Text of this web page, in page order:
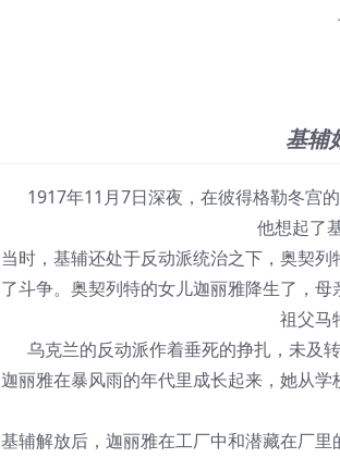
基辅
1917年11月7日深夜，在彼得格勒冬宫的
他想起了
当时，基辅还处于反动派统治之下，奥契
了斗争。奥契列特的女儿迦丽雅降生了，
祖父马
乌克兰的反动派作着垂死的挣扎，未及
迦丽雅在暴风雨的年代里成长起来，她从
基辅解放后，迦丽雅在工厂中和潜藏在厂